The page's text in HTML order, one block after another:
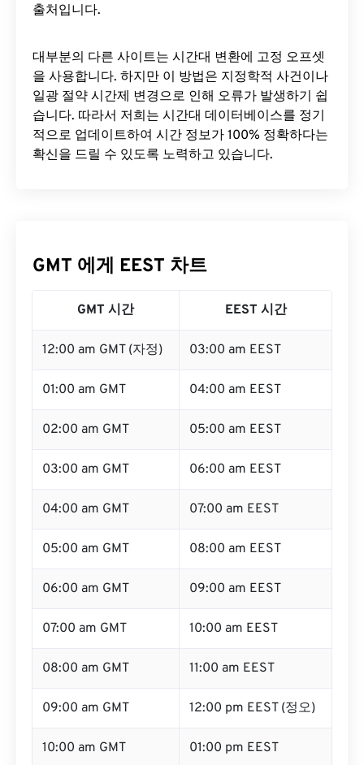
출처입니다.
대부분의 다른 사이트는 시간대 변환에 ​​고정 오프셋
을 사용합니다. 하지만 이 방법은 지정학적 사건이나
일광 절약 시간제 변경으로 인해 오류가 발생하기 쉽
습니다. 따라서 저희는 시간대 데이터베이스를 정기
적으로 업데이트하여 시간 정보가 100% 정확하다는
확신을 드릴 수 있도록 노력하고 있습니다.
GMT 에게 EEST 차트
GMT 시간 EEST 시간
12:00 am GMT (자정) 03:00 am EEST
01:00 am GMT 04:00 am EEST
02:00 am GMT 05:00 am EEST
03:00 am GMT 06:00 am EEST
04:00 am GMT 07:00 am EEST
05:00 am GMT 08:00 am EEST
06:00 am GMT 09:00 am EEST
07:00 am GMT 10:00 am EEST
08:00 am GMT 11:00 am EEST
09:00 am GMT 12:00 pm EEST (정오)
10:00 am GMT 01:00 pm EEST